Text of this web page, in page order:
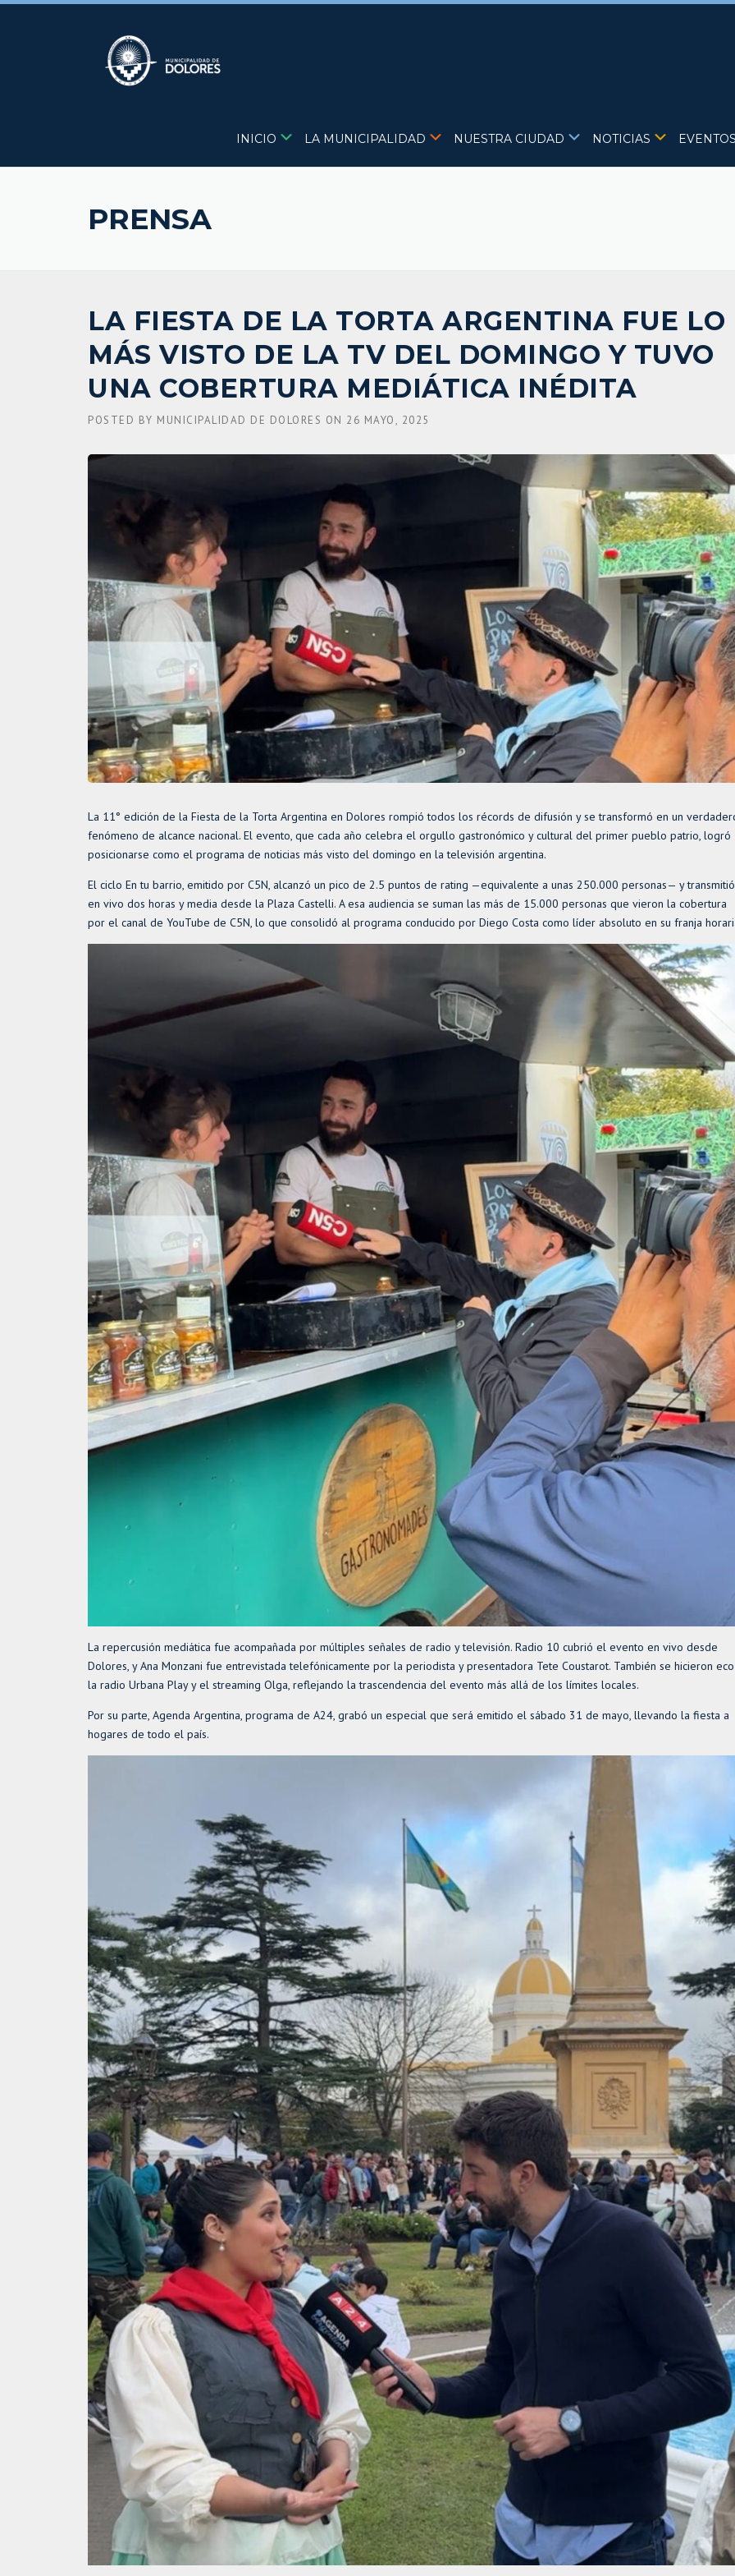
Skip
INICIO LA MUNICIPALIDAD NUESTRA CIUDAD NOTICIAS
PRENSA
LA FIESTA DE LA TORTA ARGENTINA FUE LO
MÁS VISTO DE LA TV DEL DOMINGO Y TUVO
UNA COBERTURA MEDIÁTICA INÉDITA
POSTED BY MUNICIPALIDAD DE DOLORES ON 26 MAYO, 2025
La 11° edición de la Fiesta de la Torta Argentina en Dolores rompió todos los récords de difusión y se transformó en un
fenómeno de alcance nacional. El evento, que cada año celebra el orgullo gastronómico y cultural del primer pueblo patrio, logró
posicionarse como el programa de noticias más visto del domingo en la televisión argentina.
El ciclo En tu barrio, emitido por C5N, alcanzó un pico de 2.5 puntos de rating —equivalente a unas 250.000 personas— y transmitió
en vivo dos horas y media desde la Plaza Castelli. A esa audiencia se suman las más de 15.000 personas que vieron la cobertura
por el canal de YouTube de C5N, lo que consolidó al programa conducido por Diego Costa como líder absoluto en su franja
La repercusión mediática fue acompañada por múltiples señales de radio y televisión. Radio 10 cubrió el evento en vivo desde
Dolores, y Ana Monzani fue entrevistada telefónicamente por la periodista y presentadora Tete Coustarot. También se hicieron eco
la radio Urbana Play y el streaming Olga, reflejando la trascendencia del evento más allá de los límites locales.
Por su parte, Agenda Argentina, programa de A24, grabó un especial que será emitido el sábado 31 de mayo, llevando la fiesta a
hogares de todo el país.